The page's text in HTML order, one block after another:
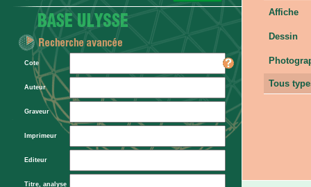
Cote
Auteur
Graveur
Imprimeur
Editeur
Titre, analyse
Affiche
Dessin
Tous